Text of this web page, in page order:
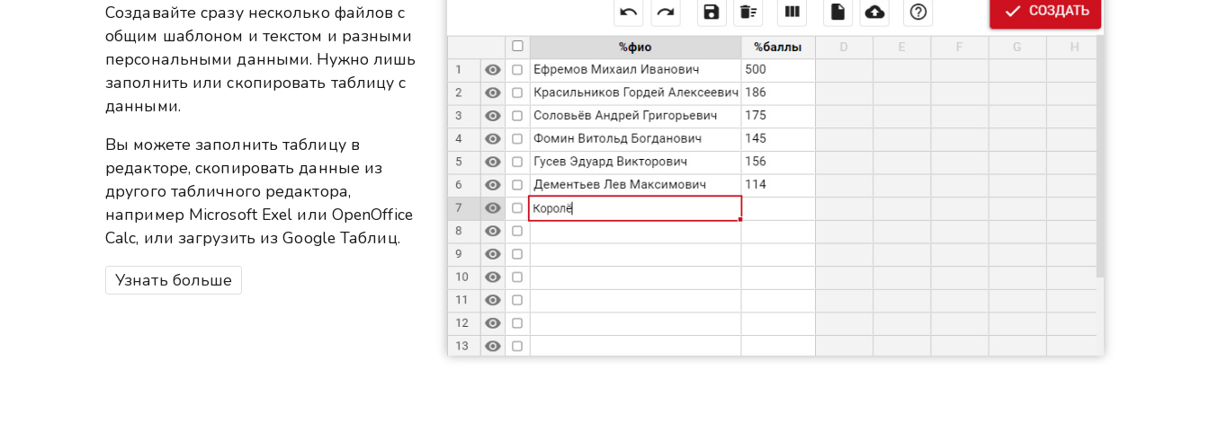
Создавайте сразу несколько файлов с
общим шаблоном и текстом и разными
персональными данными. Нужно лишь
заполнить или скопировать таблицу с
данными.
Вы можете заполнить таблицу в
редакторе, скопировать данные из
другого табличного редактора,
например Microsoft Exel или OpenOffice
Calc, или загрузить из Google Таблиц.
Узнать больше